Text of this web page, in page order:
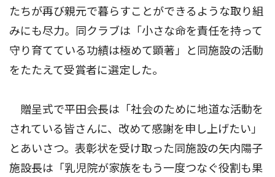
たちが再び親元で暮らすことができるような取り組
みにも尽力。同クラブは「小さな命を責任を持って
守り育てている功績は極めて顕著」と同施設の活動
をたたえて受賞者に選定した。
贈呈式で平田会長は「社会のために地道な活動を
されている皆さんに、改めて感謝を申し上げたい」
とあいさつ。表彰状を受け取った同施設の矢内陽子
施設長は「乳児院が家族をもう一度つなぐ役割も果